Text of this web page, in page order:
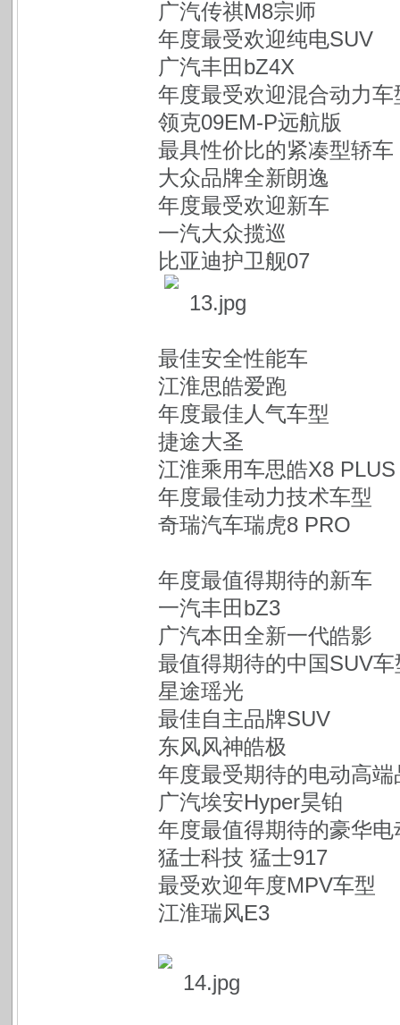
广汽传祺M8宗师
年度最受欢迎纯电SUV
广汽丰田bZ4X
年度最受欢迎混合动力车
领克09EM-P远航版
最具性价比的紧凑型轿车
大众品牌全新朗逸
年度最受欢迎新车
一汽大众揽巡
比亚迪护卫舰07
最佳安全性能车
江淮思皓爱跑
年度最佳人气车型
捷途大圣
江淮乘用车思皓X8 PLUS
年度最佳动力技术车型
奇瑞汽车瑞虎8 PRO
年度最值得期待的新车
一汽丰田bZ3
广汽本田全新一代皓影
最值得期待的中国SUV车
星途瑶光
最佳自主品牌SUV
东风风神皓极
年度最受期待的电动高端
广汽埃安Hyper昊铂
年度最值得期待的豪华电
猛士科技 猛士917
最受欢迎年度MPV车型
江淮瑞风E3